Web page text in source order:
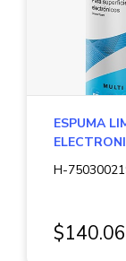
ESPUMA
H-